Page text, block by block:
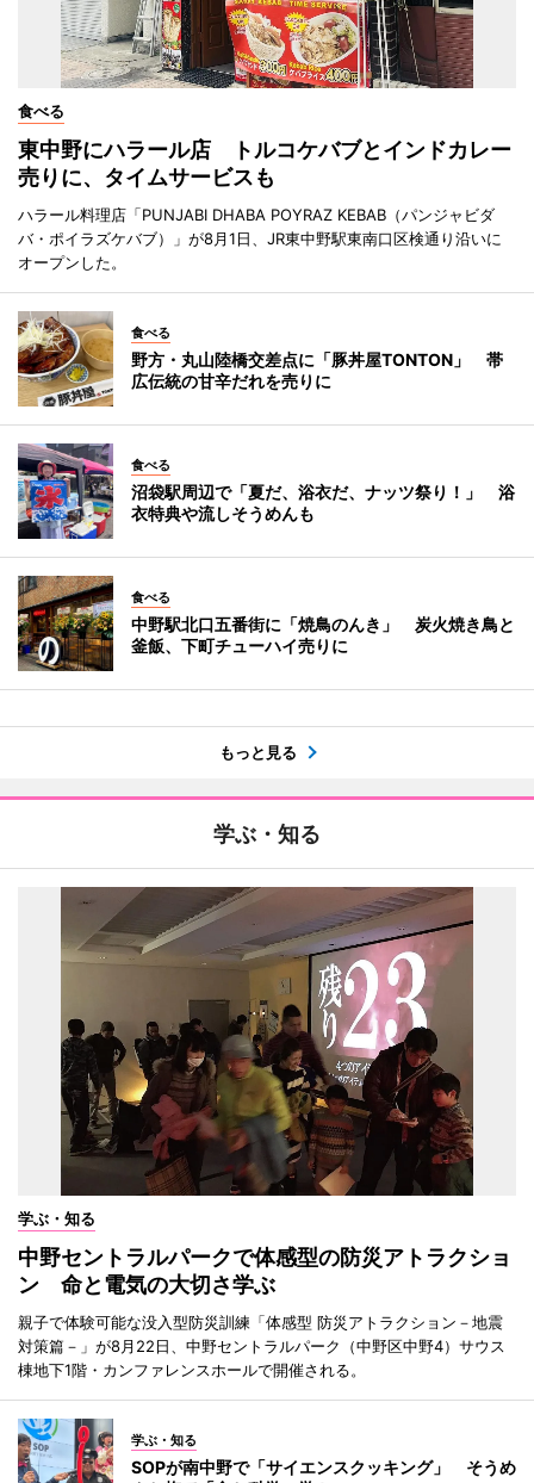
食べる
東中野にハラール店 トルコケバブとインドカレー
売りに、タイムサービスも
ハラール料理店「PUNJABI DHABA POYRAZ KEBAB（パンジャビダ
バ・ポイラズケバブ）」が8月1日、JR東中野駅東南口区検通り沿いに
オープンした。
食べる
野方・丸山陸橋交差点に「豚丼屋TONTON」 帯
広伝統の甘辛だれを売りに
食べる
沼袋駅周辺で「夏だ、浴衣だ、ナッツ祭り！」 浴
衣特典や流しそうめんも
食べる
中野駅北口五番街に「焼鳥のんき」 炭火焼き鳥と
釜飯、下町チューハイ売りに
もっと見る
学ぶ・知る
学ぶ・知る
中野セントラルパークで体感型の防災アトラクショ
ン 命と電気の大切さ学ぶ
親子で体験可能な没入型防災訓練「体感型 防災アトラクション－地震
対策篇－」が8月22日、中野セントラルパーク（中野区中野4）サウス
棟地下1階・カンファレンスホールで開催される。
学ぶ・知る
SOPが南中野で「サイエンスクッキング」 そうめ